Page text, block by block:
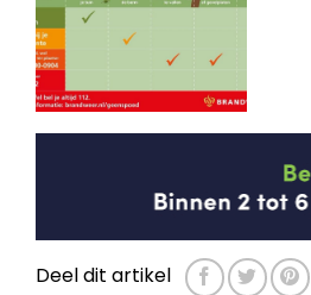
Deel dit artikel